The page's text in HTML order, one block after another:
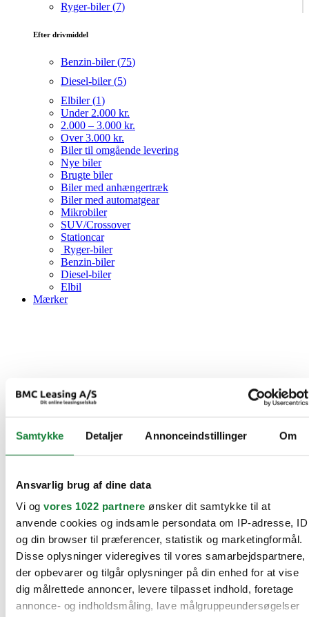
Samtykke Detaljer Annonceindstillinger Om
Ansvarlig brug af dine data
Vi og vores 1022 partnere ønsker dit samtykke til at
anvende cookies og indsamle persondata om IP-adresse, ID
og din browser til præferencer, statistik og marketingformål.
Disse oplysninger videregives til vores samarbejdspartnere,
der opbevarer og tilgår oplysninger på din enhed for at vise
dig målrettede annoncer, levere tilpasset indhold, foretage
annonce- og indholdsmåling, lave målgruppeundersøgelser
Ryger-biler (7)
Efter drivmiddel
Benzin-biler (75)
Diesel-biler (5)
Elbiler (1)
Under 2.000 kr.
2.000 – 3.000 kr.
Over 3.000 kr.
Biler til omgående levering
Nye biler
Brugte biler
Biler med anhængertræk
Biler med automatgear
Mikrobiler
SUV/Crossover
Stationcar
Ryger-biler
Benzin-biler
Diesel-biler
Elbil
Mærker